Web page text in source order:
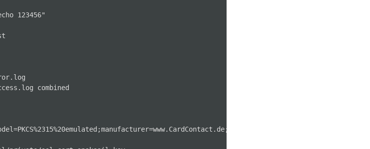
123456"
combined